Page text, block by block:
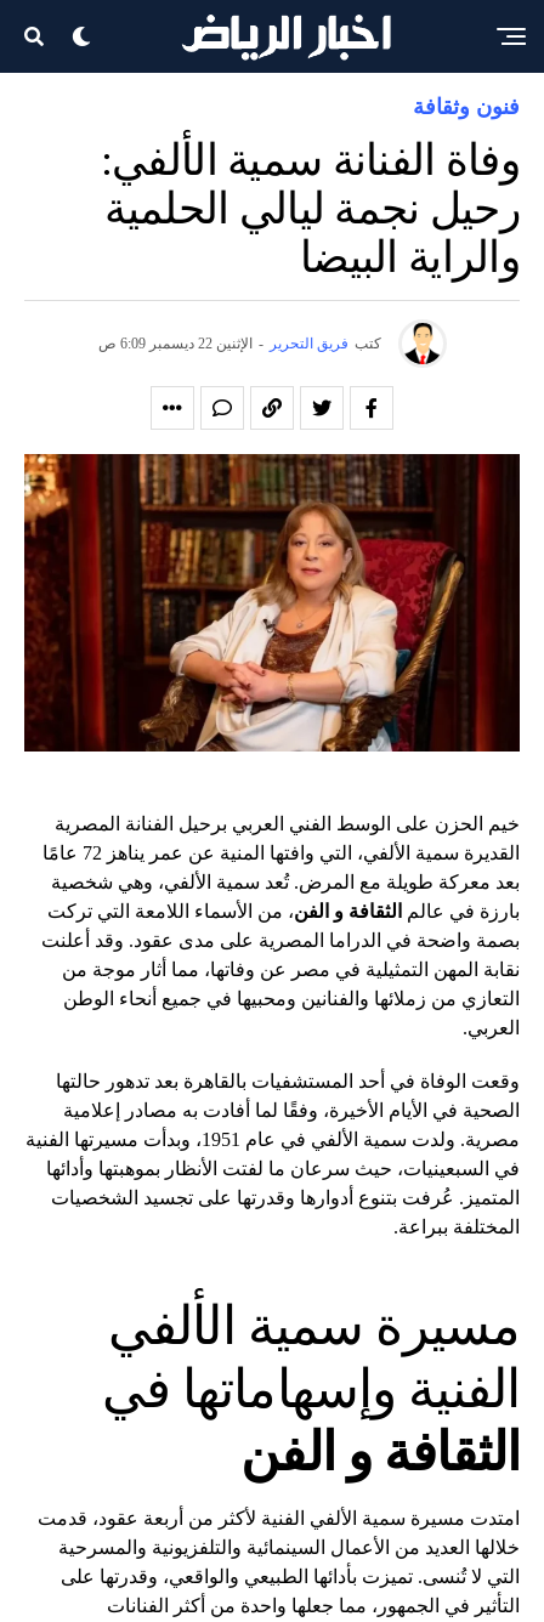
فنون وثقافة
وفاة الفنانة سمية الألفي:
رحيل نجمة ليالي الحلمية
والراية البيضا
كتب فريق التحرير - الإثنين 22 ديسمبر 6:09 ص
خيم الحزن على الوسط الفني العربي برحيل الفنانة المصرية
القديرة سمية الألفي، التي وافتها المنية عن عمر يناهز 72 عامًا
بعد معركة طويلة مع المرض. تُعد سمية الألفي، وهي شخصية
بارزة في عالم
الثقافة و الفن، من الأسماء اللامعة التي تركت
بصمة واضحة في الدراما المصرية على مدى عقود. وقد أعلنت
نقابة المهن التمثيلية في مصر عن وفاتها، مما أثار موجة من
التعازي من زملائها والفنانين ومحبيها في جميع أنحاء الوطن
العربي.
وقعت الوفاة في أحد المستشفيات بالقاهرة بعد تدهور حالتها
الصحية في الأيام الأخيرة، وفقًا لما أفادت به مصادر إعلامية
مصرية. ولدت سمية الألفي في عام 1951، وبدأت مسيرتها الفنية
في السبعينيات، حيث سرعان ما لفتت الأنظار بموهبتها وأدائها
المتميز. عُرفت بتنوع أدوارها وقدرتها على تجسيد الشخصيات
المختلفة ببراعة.
مسيرة سمية الألفي
الفنية وإسهاماتها في
الثقافة و الفن
امتدت مسيرة سمية الألفي الفنية لأكثر من أربعة عقود، قدمت
خلالها العديد من الأعمال السينمائية والتلفزيونية والمسرحية
التي لا تُنسى. تميزت بأدائها الطبيعي والواقعي، وقدرتها على
التأثير في الجمهور، مما جعلها واحدة من أكثر الفنانات